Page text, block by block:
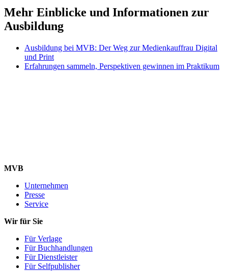
Mehr Einblicke und Informationen zur
Ausbildung
Ausbildung bei MVB: Der Weg zur Medienkauffrau Digital
und Print
Erfahrungen sammeln, Perspektiven gewinnen im Praktikum
MVB
Unternehmen
Presse
Service
Wir für Sie
Für Verlage
Für Buchhandlungen
Für Dienstleister
Für Selfpublisher